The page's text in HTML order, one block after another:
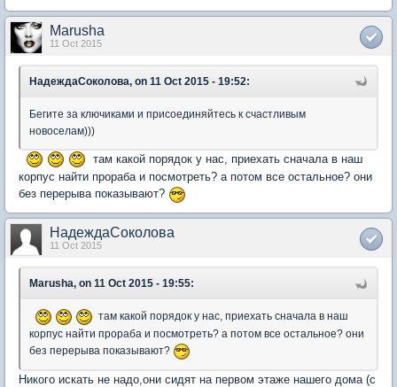
Marusha
11 Oct 2015
НадеждаСоколова, on 11 Oct 2015 - 19:52:
Бегите за ключиками и присоединяйтесь к счастливым
новоселам)))
там какой порядок у нас, приехать сначала в наш
корпус найти прораба и посмотреть? а потом все остальное? они
без перерыва показывают?
НадеждаСоколова
11 Oct 2015
Marusha, on 11 Oct 2015 - 19:55:
там какой порядок у нас, приехать сначала в наш
корпус найти прораба и посмотреть? а потом все остальное? они
без перерыва показывают?
Никого искать не надо,они сидят на первом этаже нашего дома (с